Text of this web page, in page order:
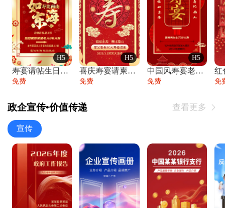
H5
寿宴请帖生日宴邀请函老人寿星生日快乐祝寿
免费
H5
喜庆寿宴请柬老人生日宴会邀请函请柬过大寿
免费
H5
中国风寿宴老人生日宴会邀请函寿宴请帖请柬
免费 免
政企宣传•价值传递 查看更多 
宣传